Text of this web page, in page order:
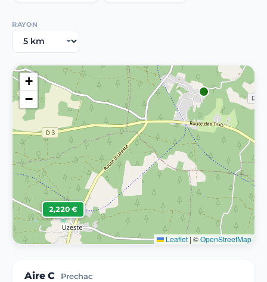
RAYON
2,220 €
+
−
Leaflet | ©OpenStreetMap
Aire C Prechac